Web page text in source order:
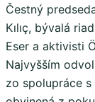
Čestný
Kılıç, bývalá
Eser a aktivisti
Najvyšším
zo spolupráce